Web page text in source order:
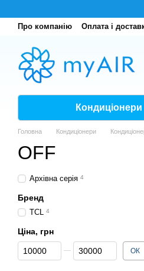
Про компанію Оплата і
Кондиціонери
Головна Кондиціонери
OFF
Архівна серія 4
Бренд
TCL 4
Ціна, грн
Від Ціна, грн
До Ціна, грн ОК